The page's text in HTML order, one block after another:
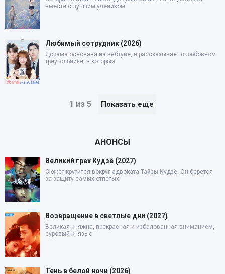
вместе с лучшим учеником
Любимый сотрудник (2026)
Дорама основана на вебтуне, и рассказывает о любовном
треугольнике, в который
1 из 5 Показать еще
АНОНСЫ
Великий грех Кудзё (2027)
Сюжет крутится вокруг адвоката Тайзы Кудзё. Он берется
за защиту самых отпетых
Возвращение в светлые дни (2027)
Великая княжна, прекрасная и избалованная вниманием,
суровый князь с
Тень в белой ночи (2026)